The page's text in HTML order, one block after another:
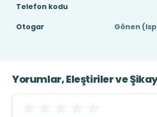
Telefon kodu
Otogar
Gönen
Yorumlar, Eleştiriler ve